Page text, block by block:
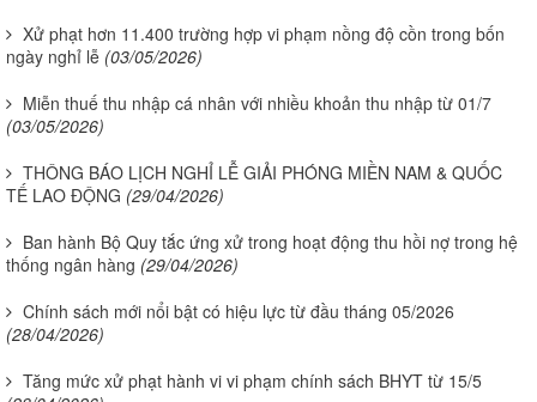
Xử phạt hơn 11.400 trường hợp vi phạm nồng độ cồn trong bốn
ngày nghỉ lễ (03/05/2026)
Miễn thuế thu nhập cá nhân với nhiều khoản thu nhập từ 01/7
(03/05/2026)
THÔNG BÁO LỊCH NGHỈ LỄ GIẢI PHÓNG MIỀN NAM & QUỐC
TẾ LAO ĐỘNG (29/04/2026)
Ban hành Bộ Quy tắc ứng xử trong hoạt động thu hồi nợ trong hệ
thống ngân hàng (29/04/2026)
Chính sách mới nổi bật có hiệu lực từ đầu tháng 05/2026
(28/04/2026)
Tăng mức xử phạt hành vi vi phạm chính sách BHYT từ 15/5